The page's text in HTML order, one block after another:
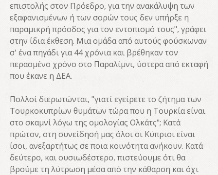
επιστολής στον Πρόεδρο, για την ανακάλυψη των
εξαφανισμένων ή των σορών τους δεν υπήρξε η
παραμικρή πρόοδος για τον εντοπισμό τους", γράφει
στην ίδια έκθεση. Μια ομάδα από αυτούς φούσκωναν
σ' ένα πηγάδι για 44 χρόνια και βρέθηκαν τον
περασμένο χρόνο στο Παραλίμνι, ύστερα από εκταφή
που έκανε η ΔΕΑ.
Πολλοί διερωτώνται, "γιατί εγείρετε το ζήτημα των
Τουρκοκυπρίων θυμάτων τώρα που η Τουρκία είναι
στο σκαμνί λόγω της ομολογίας Ολκάτς"; Κατά
πρώτον, στη συνείδησή μας όλοι οι Κύπριοι είναι
ίσοι, ανεξαρτήτως σε ποια κοινότητα ανήκουν. Κατά
δεύτερο, και ουσιωδέστερο, πιστεύουμε ότι θα
βρούμε τη λύτρωση μέσα από την κάθαρση και όχι